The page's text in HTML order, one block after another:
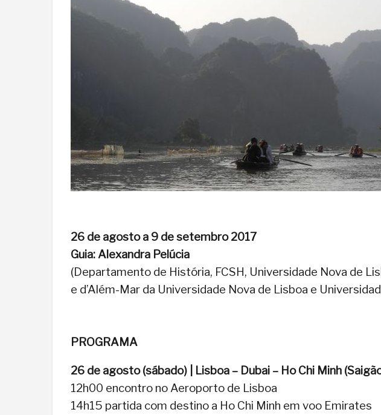
26 de agosto a 9 de setembro 2017
Guia: Alexandra Pelúcia
(Departamento de História, FCSH, Universidade Nova de
e d’Além-Mar da Universidade Nova de Lisboa e
PROGRAMA
26 de agosto (sábado) | Lisboa – Dubai – Ho Chi Minh
12h00 encontro no Aeroporto de Lisboa
14h15 partida com destino a Ho Chi Minh em voo Emirates